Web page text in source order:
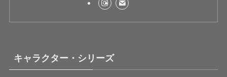
キャラクター・シリーズ